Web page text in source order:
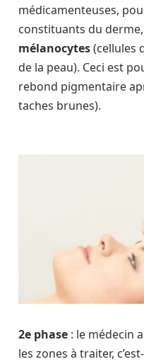
médicamenteuses,
constituants du
mélanocytes(cellules
de la peau). Ceci est
rebond pigmentaire
taches brunes).
2e phase : le médecin
les zones à traiter,